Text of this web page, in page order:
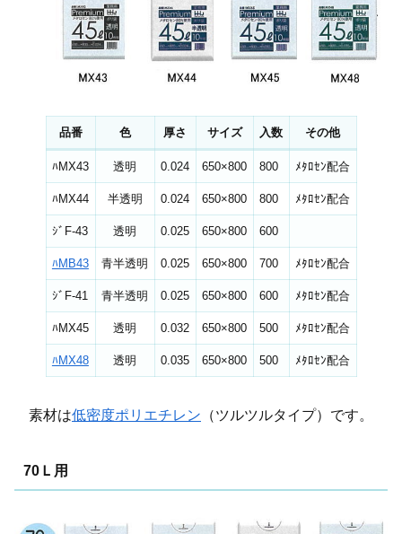
品番 色 厚さ サイズ 入数 その他
ﾊMX43 透明 0.024 650×800 800 ﾒﾀﾛｾﾝ配合
ﾊMX44 半透明 0.024 650×800 800 ﾒﾀﾛｾﾝ配合
ｼﾞF-43 透明 0.025 650×800 600
ﾊMB43 青半透明 0.025 650×800 700 ﾒﾀﾛｾﾝ配合
ｼﾞF-41 青半透明 0.025 650×800 600 ﾒﾀﾛｾﾝ配合
ﾊMX45 透明 0.032 650×800 500 ﾒﾀﾛｾﾝ配合
ﾊMX48 透明 0.035 650×800 500 ﾒﾀﾛｾﾝ配合
素材は低密度ポリエチレン （ツルツルタイプ）です。
70Ｌ用